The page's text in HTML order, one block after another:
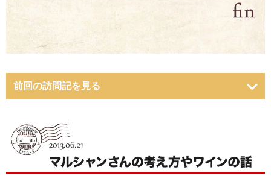
前回の訪問記を見る